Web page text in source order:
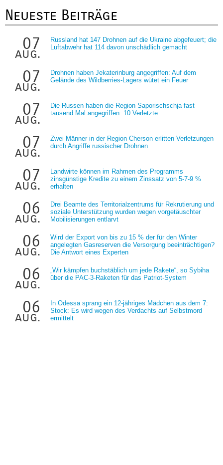
Neueste Beiträge
07
aug.
Russland hat 147 Drohnen auf die Ukraine abgefeuert; die
Luftabwehr hat 114 davon unschädlich gemacht
07
aug.
Drohnen haben Jekaterinburg angegriffen: Auf dem
Gelände des Wildberries-Lagers wütet ein Feuer
07
aug.
Die Russen haben die Region Saporischschja fast
tausend Mal angegriffen: 10 Verletzte
07
aug.
Zwei Männer in der Region Cherson erlitten Verletzungen
durch Angriffe russischer Drohnen
07
aug.
Landwirte können im Rahmen des Programms
zinsgünstige Kredite zu einem Zinssatz von 5-7-9 %
erhalten
06
aug.
Drei Beamte des Territorialzentrums für Rekrutierung und
soziale Unterstützung wurden wegen vorgetäuschter
Mobilisierungen entlarvt
06
aug.
Wird der Export von bis zu 15 % der für den Winter
angelegten Gasreserven die Versorgung beeinträchtigen?
Die Antwort eines Experten
06
aug.
„Wir kämpfen buchstäblich um jede Rakete“, so Sybiha
über die PAC-3-Raketen für das Patriot-System
06
aug.
In Odessa sprang ein 12-jähriges Mädchen aus dem 7:
Stock: Es wird wegen des Verdachts auf Selbstmord
ermittelt